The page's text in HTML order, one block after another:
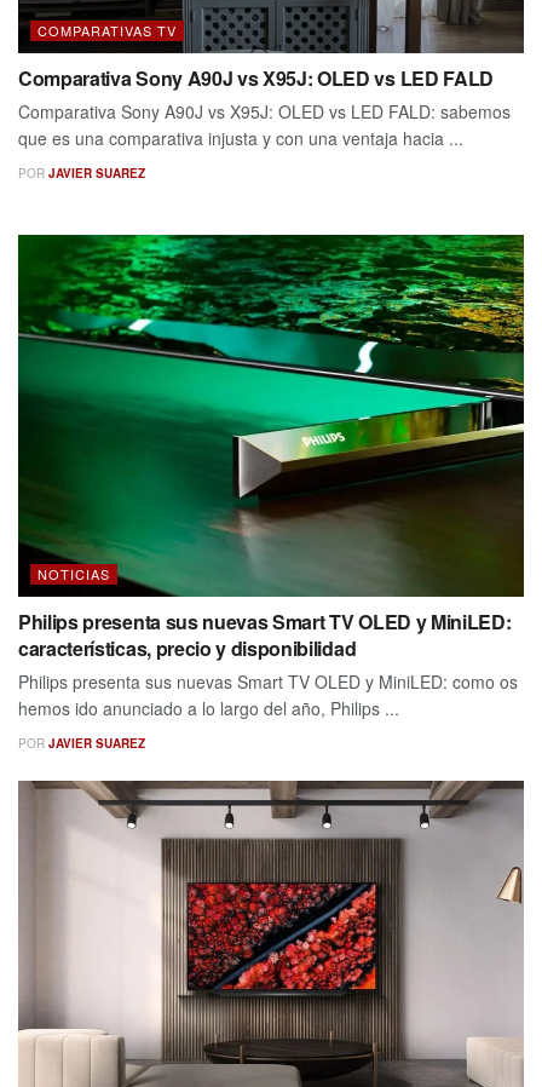
COMPARATIVAS TV
Comparativa Sony A90J vs X95J: OLED vs LED FALD
Comparativa Sony A90J vs X95J: OLED vs LED FALD: sabemos
que es una comparativa injusta y con una ventaja hacia ...
POR JAVIER SUAREZ
NOTICIAS
Philips presenta sus nuevas Smart TV OLED y MiniLED:
características, precio y disponibilidad
Philips presenta sus nuevas Smart TV OLED y MiniLED: como os
hemos ido anunciado a lo largo del año, Philips ...
POR JAVIER SUAREZ